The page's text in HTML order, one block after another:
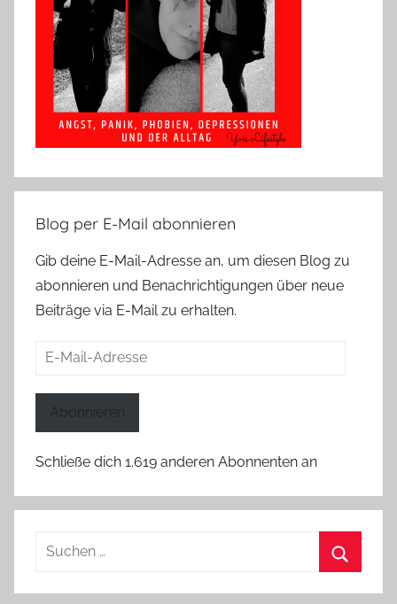
Blog per E-Mail abonnieren
Gib deine E-Mail-Adresse an, um diesen Blog zu
abonnieren und Benachrichtigungen über neue
Beiträge via E-Mail zu erhalten.
E-
Abonnieren
Schließe dich 1.619 anderen Abonnenten an
Suchen